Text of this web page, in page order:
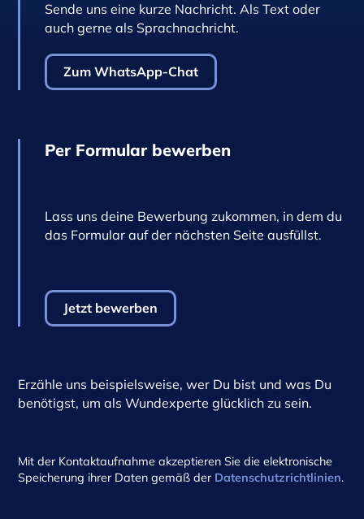
Sende uns eine kurze Nachricht. Als Text oder
auch gerne als Sprachnachricht.
Zum WhatsApp-Chat
Per Formular bewerben
Lass uns deine Bewerbung zukommen, in dem du
das Formular auf der nächsten Seite ausfüllst.
Jetzt bewerben
Erzähle uns beispielsweise, wer Du bist und was Du
benötigst, um als Wundexperte glücklich zu sein.
Mit der Kontaktaufnahme akzeptieren Sie die elektronische
Speicherung ihrer Daten gemäß der Datenschutzrichtlinien.